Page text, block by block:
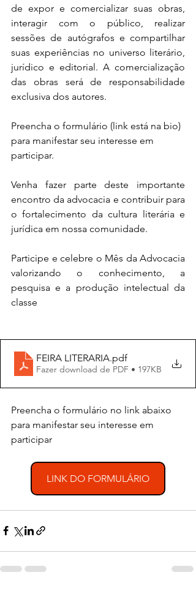
de expor e comercializar suas obras,
interagir com o público, realizar
sessões de autógrafos e compartilhar
suas experiências no universo literário,
jurídico e editorial. A comercialização
das obras será de responsabilidade
exclusiva dos autores.
Preencha o formulário (link está na bio)
para manifestar seu interesse em
participar.
Venha fazer parte deste importante
encontro da advocacia e contribuir para
o fortalecimento da cultura literária e
jurídica em nossa comunidade.
Participe e celebre o Mês da Advocacia
valorizando o conhecimento, a
pesquisa e a produção intelectual da
classe
FEIRA LITERARIA.pdf
Fazer download de PDF • 197KB
Preencha o formulário no link abaixo
para manifestar seu interesse em
participar
LINK DO FORMULÁRIO